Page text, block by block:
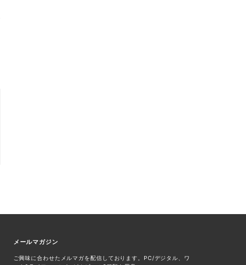
メールマガジン
ご興味に合わせたメルマガを配信しております。PC/デジタル、ワ